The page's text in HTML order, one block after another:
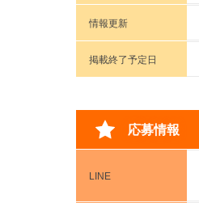
情報更新
掲載終了予定日
応募情報
LINE